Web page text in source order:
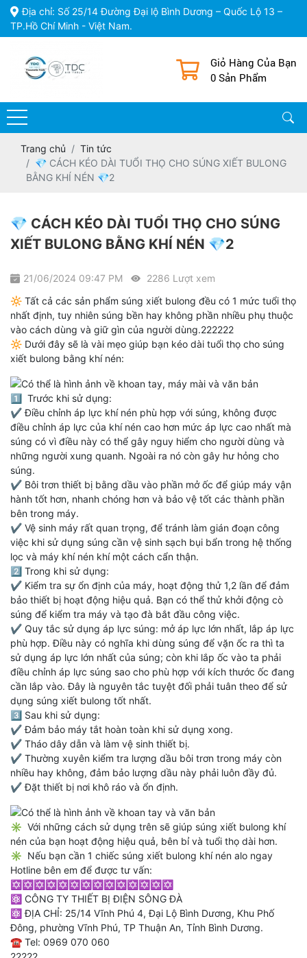
Địa chỉ: Số 25/14 Đường Đại lộ Bình Dương – Quốc Lộ 13 –
TP.Hồ Chí Minh - Việt Nam.
Giỏ Hàng Của Bạn
0 Sản Phẩm
Trang chủ
Tin tức
💎 CÁCH KÉO DÀI TUỔI THỌ CHO SÚNG XIẾT BULONG
BẰNG KHÍ NÉN 💎2
💎 CÁCH KÉO DÀI TUỔI THỌ CHO SÚNG
XIẾT BULONG BẰNG KHÍ NÉN 💎2
21/06/2024 09:47 PM
2286 Lượt xem
🔆 Tất cả các sản phẩm súng xiết bulong đều có 1 mức tuổi thọ
nhất định, tuy nhiên súng bền hay không phần nhiều phụ thuộc
vào cách dùng và giữ gìn của người dùng.222222
🔆 Dưới đây sẽ là vài mẹo giúp bạn kéo dài tuổi thọ cho súng
xiết bulong bằng khí nén:
1️⃣ Trước khi sử dụng:
✔️ Điều chỉnh áp lực khí nén phù hợp với súng, không được
điều chỉnh áp lực của khí nén cao hơn mức áp lực cao nhất mà
súng có vì điều này có thể gây nguy hiểm cho người dùng và
những người xung quanh. Ngoài ra nó còn gây hư hỏng cho
súng.
✔️ Bôi trơn thiết bị bằng dầu vào phần mở ốc để giúp máy vận
hành tốt hơn, nhanh chóng hơn và bảo vệ tốt các thành phần
bên trong máy.
✔️ Vệ sinh máy rất quan trọng, để tránh làm gián đoạn công
việc khi sử dụng súng cần vệ sinh sạch bụi bẩn trong hệ thống
lọc và máy khí nén khí một cách cẩn thận.
2️⃣ Trong khi sử dụng:
✔️ Kiểm tra sự ổn định của máy, hoạt động thử 1,2 lần để đảm
bảo thiết bị hoạt động hiệu quả. Bạn có thể thử khởi động cò
súng để kiểm tra máy và tạo đà bắt đầu công việc.
✔️ Quy tắc sử dụng áp lực súng: mở áp lực lớn nhất, lắp áp lực
phù hợp. Điều này có nghĩa khi dùng súng để vặn ốc ra thì ta
sử dụng áp lực lớn nhất của súng; còn khi lắp ốc vào ta phải
điều chỉnh áp lực súng sao cho phù hợp với kích thước ốc đang
cần lắp vào. Đây là nguyên tắc tuyệt đối phải tuân theo để sử
dụng súng xiết bulong tốt nhất.
3️⃣ Sau khi sử dụng:
✔️ Đảm bảo máy tắt hoàn toàn khi sử dụng xong.
✔️ Tháo dây dẫn và làm vệ sinh thiết bị.
✔️ Thường xuyên kiểm tra lượng dầu bôi trơn trong máy còn
nhiều hay không, đảm bảo lượng dầu này phải luôn đầy đủ.
✔️ Đặt thiết bị nơi khô ráo và ổn định.
✳️ Với những cách sử dụng trên sẽ giúp súng xiết bulong khí
nén của bạn hoạt động hiệu quả, bên bỉ và tuổi thọ dài hơn.
✳️ Nếu bạn cần 1 chiếc súng xiết bulong khí nén alo ngay
Hotline bên em để được tư vấn:
✡️✡️✡️✡️✡️✡️✡️✡️✡️✡️✡️✡️✡️✡️
⚛️ CÔNG TY THIẾT BỊ ĐIỆN SÔNG ĐÀ
⚛️ ĐỊA CHỈ: 25/14 Vĩnh Phú 4, Đại Lộ Bình Dương, Khu Phố
Đông, phường Vĩnh Phú, TP Thuận An, Tỉnh Bình Dương.
☎ Tel: 0969 070 060